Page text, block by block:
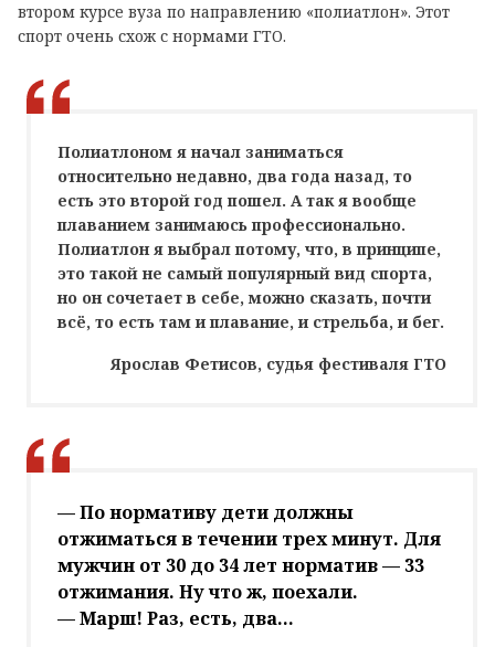
втором курсе вуза по направлению «полиатлон». Этот
спорт очень схож с нормами ГТО.
Полиатлоном я начал заниматься
относительно недавно, два года назад, то
есть это второй год пошел. А так я вообще
плаванием занимаюсь профессионально.
Полиатлон я выбрал потому, что, в принципе,
это такой не самый популярный вид спорта,
но он сочетает в себе, можно сказать, почти
всё, то есть там и плавание, и стрельба, и бег.
Ярослав Фетисов, судья фестиваля ГТО
— По нормативу дети должны
отжиматься в течении трех минут. Для
мужчин от 30 до 34 лет норматив — 33
отжимания. Ну что ж, поехали.
— Марш! Раз, есть, два...